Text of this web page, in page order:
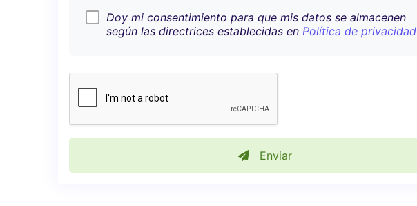
Doy mi consentimiento para que mis datos se almacenen
según las directrices establecidas en Política de privacidad
Enviar